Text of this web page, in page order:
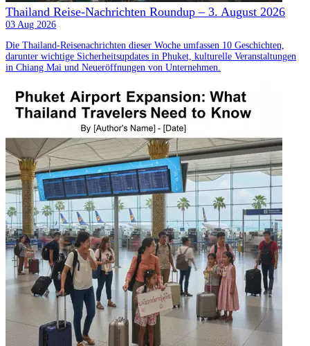
Thailand Reise-Nachrichten Roundup – 3. August 2026
03 Aug 2026
Die Thailand-Reisenachrichten dieser Woche umfassen 10 Geschichten,
darunter wichtige Sicherheitsupdates in Phuket, kulturelle Veranstaltungen
in Chiang Mai und Neueröffnungen von Unternehmen.